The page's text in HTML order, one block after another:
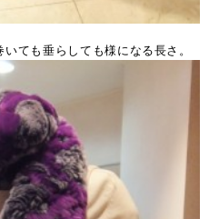
ても垂らしても様になる長さ。